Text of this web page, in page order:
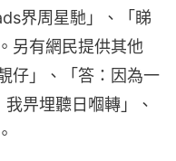
界周星馳」、「睇
另有網民提供其他
仔」、「答：因為一
畀埋聽日嗰轉」、